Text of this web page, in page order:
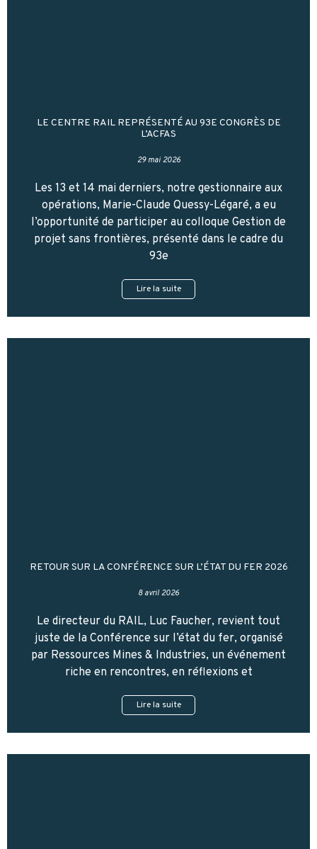
LE CENTRE RAIL REPRÉSENTÉ AU 93E CONGRÈS DE
L’ACFAS
29 mai 2026
Les 13 et 14 mai derniers, notre gestionnaire aux
opérations, Marie-Claude Quessy-Légaré, a eu
l’opportunité de participer au colloque Gestion de
projet sans frontières, présenté dans le cadre du
93e
Lire la suite
RETOUR SUR LA CONFÉRENCE SUR L’ÉTAT DU FER 2026
8 avril 2026
Le directeur du RAIL, Luc Faucher, revient tout
juste de la Conférence sur l’état du fer, organisé
par Ressources Mines & Industries, un événement
riche en rencontres, en réflexions et
Lire la suite